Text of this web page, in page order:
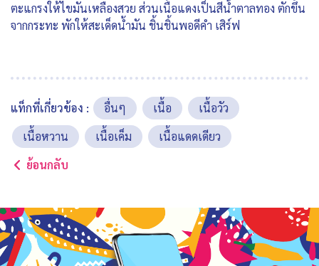
ตะแกรงให้ไขมันเหลืองสวย ส่วนเนื้อแดงเป็นสีน้ำตาลทอง ตักขึ้น
จากกระทะ พักให้สะเด็ดน้ำมัน ชิ้นชิ้นพอดีคำ เสิร์ฟ
แท็กที่เกี่ยวข้อง : อื่นๆ เนื้อ
เนื้อวัว
เนื้อหวาน
เนื้อเค็ม
เนื้อแดดเดียว
ย้อนกลับ